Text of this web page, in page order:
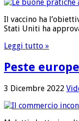
Il vaccino ha
Stati Uniti ha
Leggi tutto »
Peste
3 Dicembre 2022